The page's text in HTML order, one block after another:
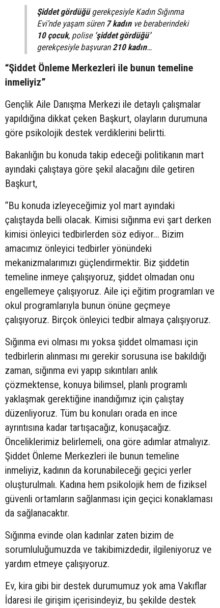
Şiddet gördüğügerekçesiyle Kadın Sığınma
Evi’nde yaşam süren 7 kadınve beraberindeki
10 çocuk, polise ‘şiddet gördüğü’
gerekçesiyle başvuran 210 kadın…
“Şiddet Önleme Merkezleri ile bunun temeline
inmeliyiz”
Gençlik Aile Danışma Merkezi ile detaylı çalışmalar
yapıldığına dikkat çeken Başkurt, olayların durumuna
göre psikolojik destek verdiklerini belirtti.
Bakanlığın bu konuda takip edeceği politikanın mart
ayındaki çalıştaya göre şekil alacağını dile getiren
Başkurt,
“Bu konuda izleyeceğimiz yol mart ayındaki
çalıştayda belli olacak. Kimisi sığınma evi şart derken
kimisi önleyici tedbirlerden söz ediyor… Bizim
amacımız önleyici tedbirler yönündeki
mekanizmalarımızı güçlendirmektir. Biz şiddetin
temeline inmeye çalışıyoruz, şiddet olmadan onu
engellemeye çalışıyoruz. Aile içi eğitim programları ve
okul programlarıyla bunun önüne geçmeye
çalışıyoruz. Birçok önleyici tedbir almaya çalışıyoruz.
Sığınma evi olması mı yoksa şiddet olmaması için
tedbirlerin alınması mı gerekir sorusuna ise bakıldığı
zaman, sığınma evi yapıp sıkıntıları anlık
çözmektense, konuya bilimsel, planlı programlı
yaklaşmak gerektiğine inandığımız için çalıştay
düzenliyoruz. Tüm bu konuları orada en ince
ayrıntısına kadar tartışacağız, konuşacağız.
Önceliklerimiz belirlemeli, ona göre adımlar atmalıyız.
Şiddet Önleme Merkezleri ile bunun temeline
inmeliyiz, kadının da korunabileceği geçici yerler
oluşturulmalı. Kadına hem psikolojik hem de fiziksel
güvenli ortamların sağlanması için geçici konaklaması
da sağlanacaktır.
Sığınma evinde olan kadınlar zaten bizim de
sorumluluğumuzda ve takibimizdedir, ilgileniyoruz ve
yardım etmeye çalışıyoruz.
Ev, kira gibi bir destek durumumuz yok ama Vakıflar
İdaresi ile girişim içerisindeyiz, bu şekilde destek